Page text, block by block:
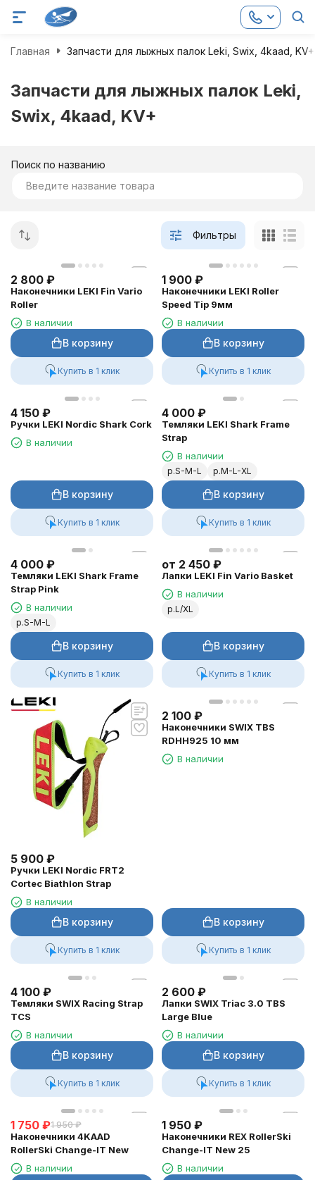
Главная Запчасти для лыжных палок Leki, Swix, 4kaad, KV+
Запчасти для лыжных палок Leki,
Swix, 4kaad, KV+
Поиск по названию
Фильтры
2 800 ₽
Наконечники LEKI Fin Vario
Roller
В наличии
В корзину
Купить в 1 клик
1 900 ₽
Наконечники LEKI Roller
Speed Tip 9мм
В наличии
В корзину
Купить в 1 клик
4 150 ₽
Ручки LEKI Nordic Shark Cork
В наличии
В корзину
Купить в 1 клик
4 000 ₽
Темляки LEKI Shark Frame
Strap
В наличии
р.S-M-L р.M-L-XL
В корзину
Купить в 1 клик
4 000 ₽
Темляки LEKI Shark Frame
Strap Pink
В наличии
р.S-M-L
В корзину
Купить в 1 клик
от 2 450 ₽
Лапки LEKI Fin Vario Basket
В наличии
р.L/XL
В корзину
Купить в 1 клик
5 900 ₽
Ручки LEKI Nordic FRT2
Cortec Biathlon Strap
В наличии
В корзину
Купить в 1 клик
2 100 ₽
Наконечники SWIX TBS
RDHH925 10 мм
В наличии
В корзину
Купить в 1 клик
4 100 ₽
Темляки SWIX Racing Strap
TCS
В наличии
В корзину
Купить в 1 клик
2 600 ₽
Лапки SWIX Triac 3.0 TBS
Large Blue
В наличии
В корзину
Купить в 1 клик
1 750 ₽1 950 ₽
Наконечники 4KAAD
RollerSki Change-IT New
В наличии
1 950 ₽
Наконечники REX RollerSki
Change-IT New 25
В наличии